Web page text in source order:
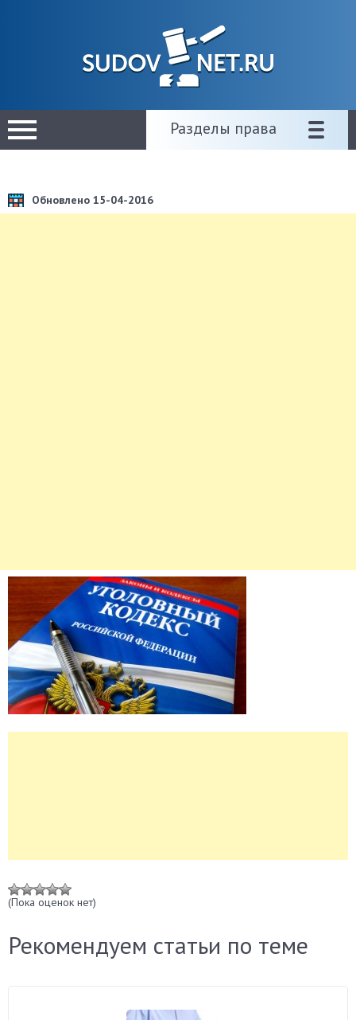
Разделы права
Обновлено 15-04-2016
(Пока оценок нет)
Рекомендуем статьи по теме